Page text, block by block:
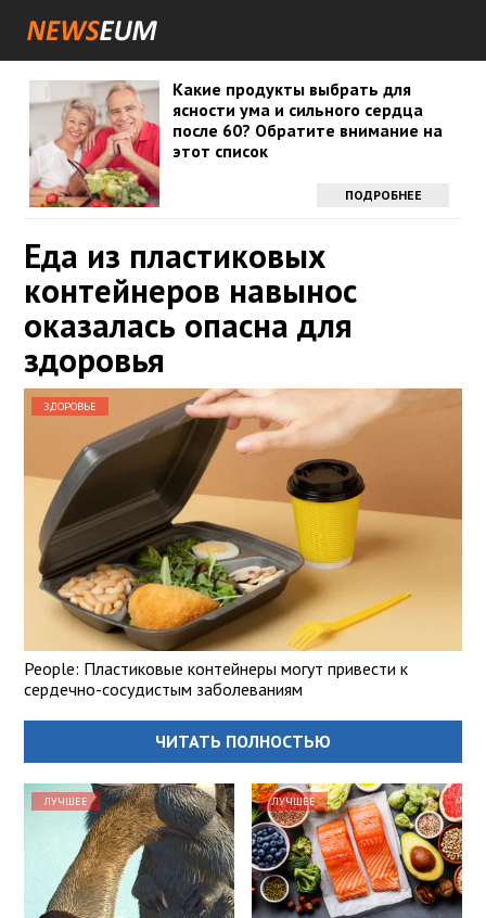
Какие продукты выбрать для
ясности ума и сильного сердца
после 60? Обратите внимание на
этот список
ПОДРОБНЕЕ
Еда из пластиковых
контейнеров навынос
оказалась опасна для
здоровья
ЗДОРОВЬЕ
People: Пластиковые контейнеры могут привести к
сердечно-сосудистым заболеваниям
ЧИТАТЬ ПОЛНОСТЬЮ
ЛУЧШЕЕ ЛУЧШЕЕ